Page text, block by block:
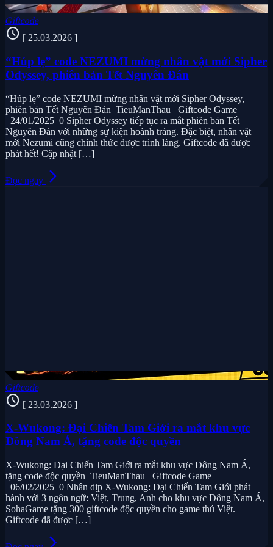
Giftcode
schedule [ 25.03.2026 ]
“Húp lẹ” code NEZUMI mừng nhân vật mới Sipher
Odyssey, phiên bản Tết Nguyên Đán
“Húp lẹ” code NEZUMI mừng nhân vật mới Sipher Odyssey,
phiên bản Tết Nguyên Đán TieuManThau Giftcode Game
24/01/2025 0 Sipher Odyssey tiếp tục ra mắt phiên bản Tết
Nguyên Đán với những sự kiện hoành tráng. Đặc biệt, nhân vật
mới Nezumi cũng chính thức được trình làng. Giftcode đã được
phát hết! Cập nhật […]
Đọc ngay arrow_forward_ios
Giftcode
schedule [ 23.03.2026 ]
X-Wukong: Đại Chiến Tam Giới ra mắt khu vực
Đông Nam Á, tặng code độc quyền
X-Wukong: Đại Chiến Tam Giới ra mắt khu vực Đông Nam Á,
tặng code độc quyền TieuManThau Giftcode Game
06/02/2025 0 Nhân dịp X-Wukong: Đại Chiến Tam Giới phát
hành với 3 ngôn ngữ: Việt, Trung, Anh cho khu vực Đông Nam Á,
SohaGame tặng 300 giftcode độc quyền cho game thủ Việt.
Giftcode đã được […]
arrow_forward_ios